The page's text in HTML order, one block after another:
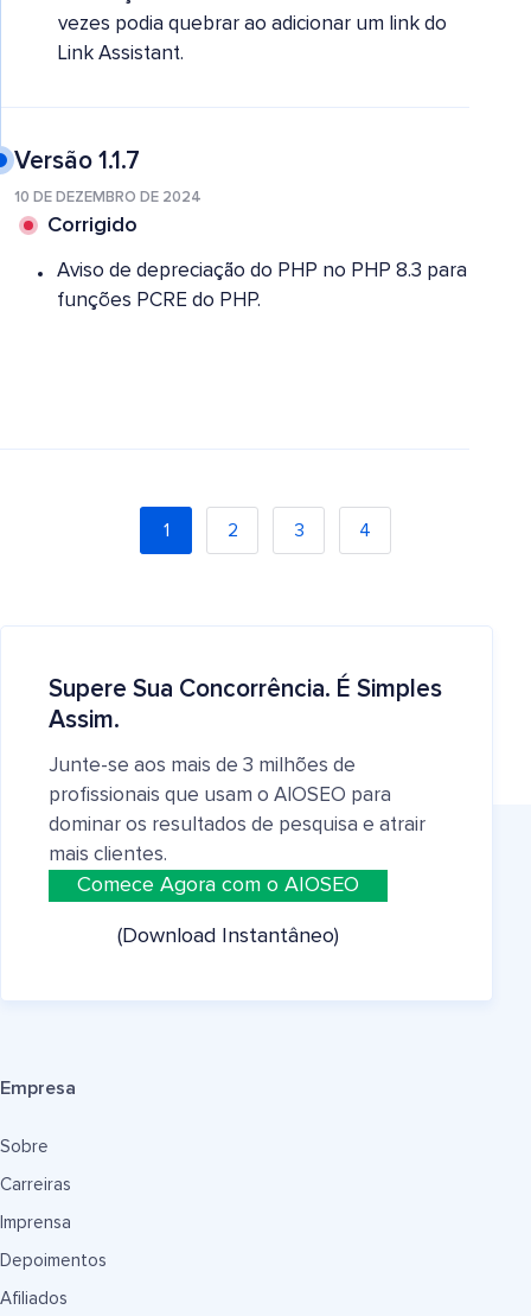
vezes podia quebrar ao adicionar um link do
Link Assistant.
Versão 1.1.7
10 DE DEZEMBRO DE 2024
Corrigido
Aviso de depreciação do PHP no PHP 8.3 para
funções PCRE do PHP.
1 2 3 4
Supere Sua Concorrência. É Simples
Assim.
Junte-se aos mais de 3 milhões de
profissionais que usam o AIOSEO para
dominar os resultados de pesquisa e atrair
mais clientes.
Comece Agora com o AIOSEO
(Download Instantâneo)
Empresa
Sobre
Carreiras
Imprensa
Depoimentos
Afiliados